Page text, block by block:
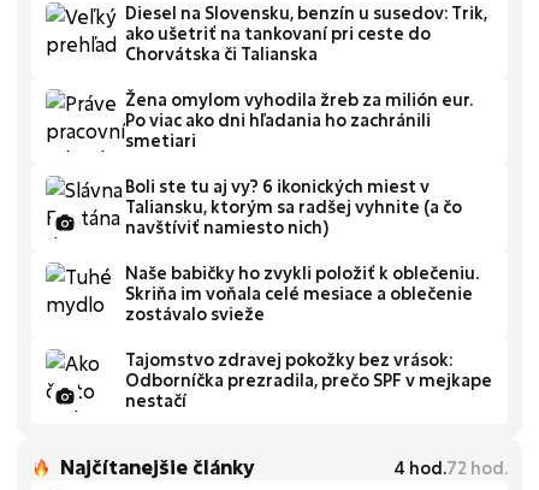
Diesel na Slovensku, benzín u susedov: Trik,
ako ušetriť na tankovaní pri ceste do
Chorvátska či Talianska
Žena omylom vyhodila žreb za milión eur.
Po viac ako dni hľadania ho zachránili
smetiari
Boli ste tu aj vy? 6 ikonických miest v
Taliansku, ktorým sa radšej vyhnite (a čo
navštíviť namiesto nich)
Naše babičky ho zvykli položiť k oblečeniu.
Skriňa im voňala celé mesiace a oblečenie
zostávalo svieže
Tajomstvo zdravej pokožky bez vrások:
Odborníčka prezradila, prečo SPF v mejkape
nestačí
Najčítanejšie články 4 hod.72 hod.